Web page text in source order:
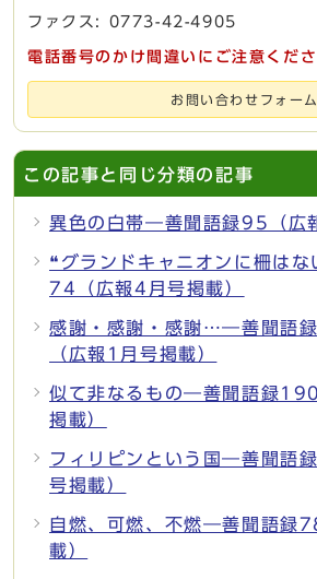
ファクス: 0773-42-4905
電話番号のかけ間違いにご注意くださ
お問い合わせフォーム
この記事と同じ分類の記事
異色の白帯―善聞語録95（広
❝グランドキャニオンに柵は
74（広報4月号掲載）
感謝・感謝・感謝…―善聞語
（広報1月号掲載）
似て非なるもの―善聞語録
掲載）
フィリピンという国―善聞語
号掲載）
自燃、可燃、不燃―善聞語録
載）